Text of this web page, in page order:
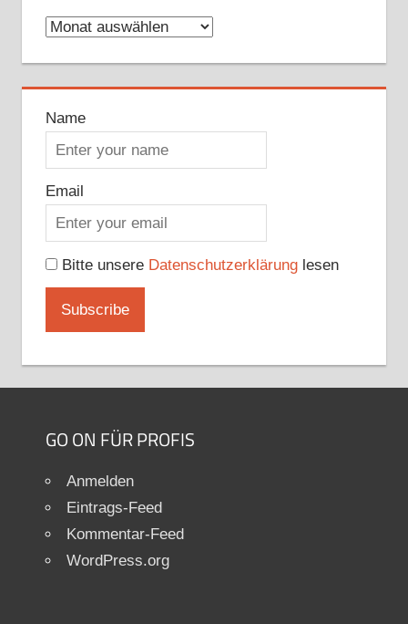
Archive
Name
Email
Bitte unsere Datenschutzerklärunglesen
GO ON FÜR PROFIS
Anmelden
Eintrags-Feed
Kommentar-Feed
WordPress.org